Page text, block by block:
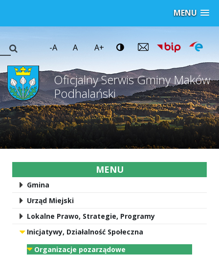
MENU
Oficjalny Serwis Gminy Maków
Podhalański
-A A A+
MENU
Gmina
Urząd Miejski
Lokalne Prawo, Strategie, Programy
Inicjatywy, Działalność Społeczna
Organizacje pozarządowe